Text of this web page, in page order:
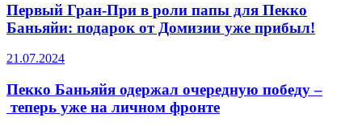
Первый Гран-При в роли папы для Пекко
Баньяйи: подарок от Домизии уже прибыл!
21.07.2024
Пекко Баньяйя одержал очередную победу –
теперь уже на личном фронте